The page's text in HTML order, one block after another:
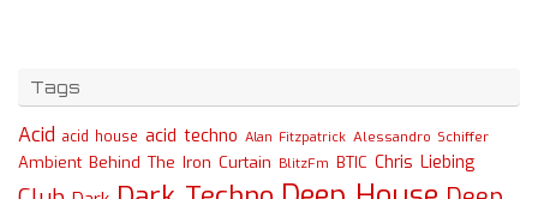
Tags
Acid acid house acid techno Alan Fitzpatrick Alessandro Schiffer
Ambient Behind The Iron Curtain BlitzFm BTIC Chris Liebing